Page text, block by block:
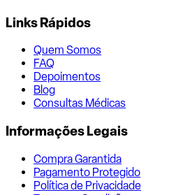
Links Rápidos
Quem Somos
FAQ
Depoimentos
Blog
Consultas Médicas
Informações Legais
Compra Garantida
Pagamento Protegido
Política de Privacidade